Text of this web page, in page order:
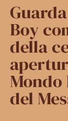
Boy
della
Mondo
del